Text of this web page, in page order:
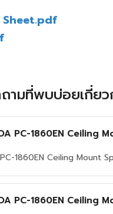
Sheet.pdf
ามที่พบบ่อยเกี่ย
PC-1860EN Ceiling
1860EN Ceiling Mount
PC-1860EN Ceiling